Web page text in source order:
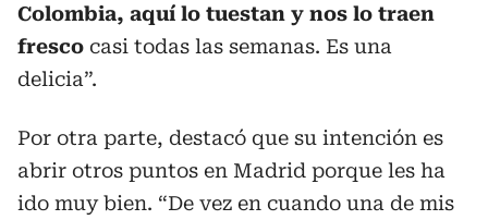
Colombia, aquí lo tuestan y nos lo traen
fresco casi todas las semanas. Es una
delicia”.
Por otra parte, destacó que su intención es
abrir otros puntos en Madrid porque les ha
ido muy bien. “De vez en cuando una de mis